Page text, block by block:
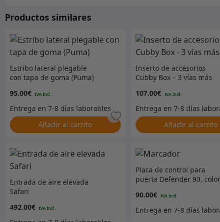
Productos similares
Estribo lateral plegable
con tapa de goma (Puma)
95.00€
Añadir al carrito
Inserto de accesorios
Cubby Box – 3 vías más
107.00€
Añadir al carrito
Entrada de aire elevada
Safari
492.00€
Placa de control para
puerta Defender 90, color
90.00€